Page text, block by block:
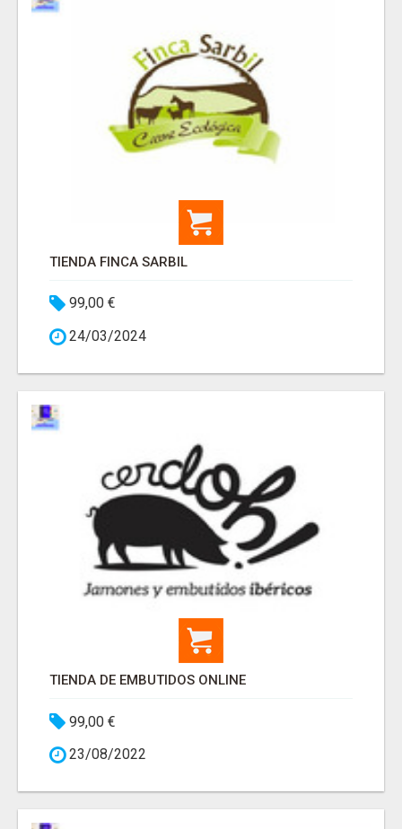
TIENDA FINCA SARBIL
99,00 €
24/03/2024
TIENDA DE EMBUTIDOS ONLINE
99,00 €
23/08/2022